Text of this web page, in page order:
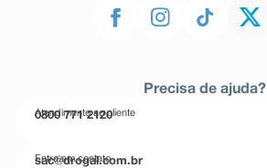
Precisa de ajuda?
Atendimento ao cliente
0800 771 2120
Entre em contato
sac@drogal.com.br